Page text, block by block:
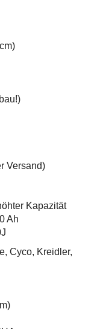
Versand)
Kapazität
Ah
Cyco, Kreidler,